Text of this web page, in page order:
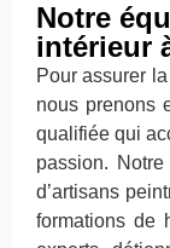
Notre
intérieur
Pour assurer
nous prenons
qualifiée qui
passion.
d’artisans
formations de